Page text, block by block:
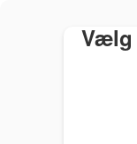
Vælg